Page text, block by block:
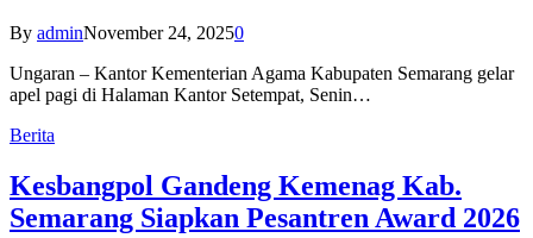
By adminNovember 24, 20250
Ungaran – Kantor Kementerian Agama Kabupaten Semarang gelar
apel pagi di Halaman Kantor Setempat, Senin…
Berita
Kesbangpol Gandeng Kemenag Kab.
Semarang Siapkan Pesantren Award 2026